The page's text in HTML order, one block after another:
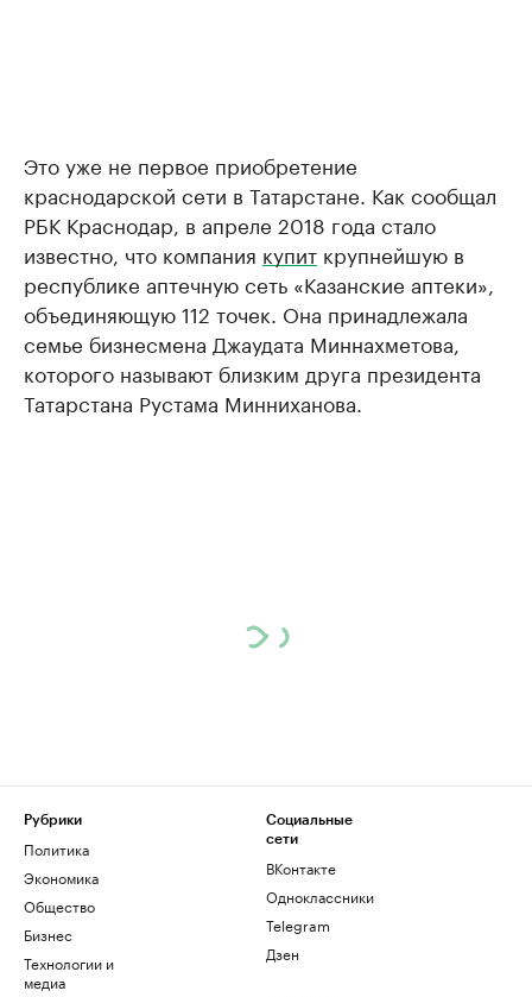
Это уже не первое приобретение
краснодарской сети в Татарстане. Как сообщал
РБК Краснодар, в апреле 2018 года стало
известно, что компания купит крупнейшую в
республике аптечную сеть «Казанские аптеки»,
объединяющую 112 точек. Она принадлежала
семье бизнесмена Джаудата Миннахметова,
которого называют близким друга президента
Татарстана Рустама Минниханова.
Рубрики
Политика
Экономика
Общество
Бизнес
Технологии и
медиа
Социальные
сети
ВКонтакте
Одноклассники
Telegram
Дзен